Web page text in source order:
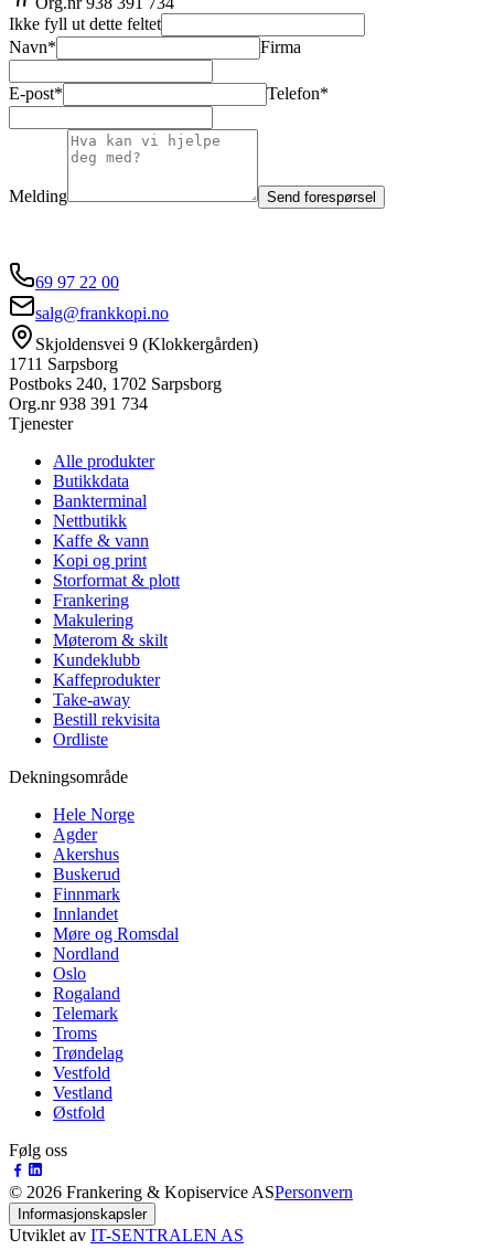
Ikke fyll ut dette feltet
Navn*
Firma
E-post* Telefon*
Melding Send forespørsel
69 97 22 00
salg@frankkopi.no
Skjoldensvei 9 (Klokkergården)
1711 Sarpsborg
Postboks 240, 1702 Sarpsborg
Org.nr938 391 734
Tjenester
Alle produkter
Butikkdata
Bankterminal
Nettbutikk
Kaffe & vann
Kopi og print
Storformat & plott
Frankering
Makulering
Møterom & skilt
Kundeklubb
Kaffeprodukter
Take-away
Bestill rekvisita
Ordliste
Dekningsområde
Hele Norge
Agder
Akershus
Buskerud
Finnmark
Innlandet
Møre og Romsdal
Nordland
Oslo
Rogaland
Telemark
Troms
Trøndelag
Vestfold
Vestland
Østfold
Følg oss
© 2026 Frankering & Kopiservice ASPersonvern
Informasjonskapsler
Utviklet av IT-SENTRALEN AS